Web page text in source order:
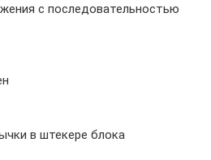
с последовательностью
в штекере блока